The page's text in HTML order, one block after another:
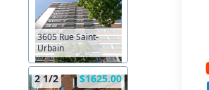
3605 Rue Saint-
Urbain
2 1/2 $1625.00